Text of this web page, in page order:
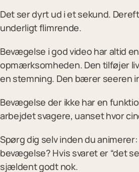
Det ser dyrt ud i et sekund.
underligt flimrende.
Bevægelse i god video har altid
opmærksomheden. Den tilføjer
en stemning. Den bærer seeren
Bevægelse der ikke har en
arbejdet svagere, uanset hvor
Spørg dig selv inden du
bevægelse? Hvis svaret er “det
sjældent godt nok.